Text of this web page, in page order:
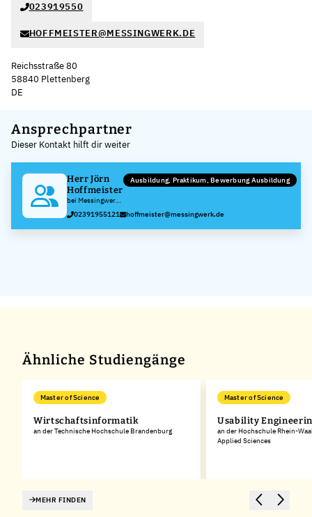
023919550
HOFFMEISTER@MESSINGWERK.DE
Reichsstraße 80
58840 Plettenberg
DE
+
−
Ansprechpartner
Dieser Kontakt hilft dir weiter
Herr Jörn
Hoffmeister
bei Messingwerk
Plettenberg
Herfeld GmbH &
Co. KG
Ausbildung, Praktikum, Bewerbung Ausbildung
02391955121 hoffmeister@messingwerk.de
Ähnliche Studiengänge
Master of Science
Wirtschaftsinformatik
an der Technische Hochschule Brandenburg
Master of Science
Usability
an der Hochschule Rhein-
Applied Sciences
MEHR FINDEN